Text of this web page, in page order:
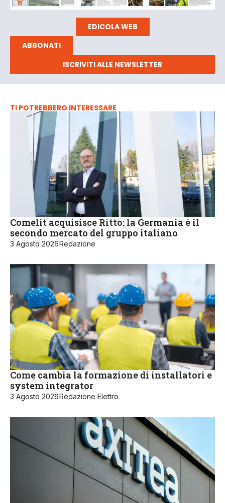
EDICOLA WEB
ABBONATI
ISCRIVITI ALLE NEWSLETTER
TI POTREBBERO INTERESSARE
Comelit acquisisce Ritto: la Germania è il
secondo mercato del gruppo italiano
3 Agosto 2026Redazione
Come cambia la formazione di installatori e
system integrator
3 Agosto 2026Redazione Elettro